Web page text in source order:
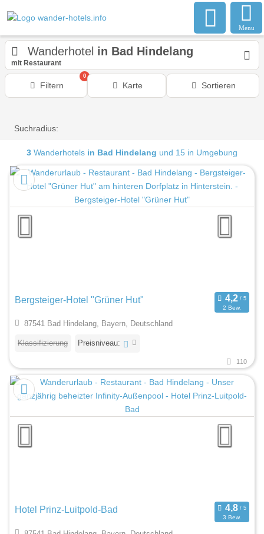
Menu
Wanderhotel in Bad Hindelang
mit Restaurant
Filtern
0
Karte Sortieren
Suchradius:
3 Wanderhotels in Bad Hindelang und 15 in Umgebung
Bergsteiger-Hotel "Grüner Hut"
2 Bew.
87541 Bad Hindelang, Bayern, Deutschland
Klassifizierung Preisniveau:
110
Hotel Prinz-Luitpold-Bad
3 Bew.